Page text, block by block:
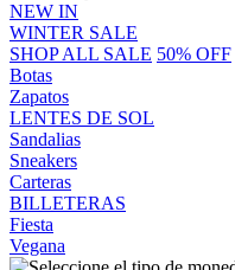
NEW IN
WINTER SALE
SHOP ALL SALE 50% OFF
Botas
Zapatos
LENTES DE SOL
Sandalias
Sneakers
Carteras
BILLETERAS
Fiesta
Vegana